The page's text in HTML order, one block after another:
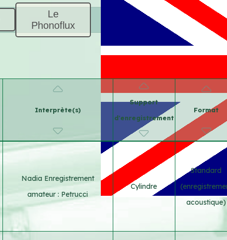
Le
Phonoflux
Interprète(s)
Support
d'enregistrement
Format
Nadia Enregistrement
amateur : Petrucci
Cylindre
Standard
acoustique)